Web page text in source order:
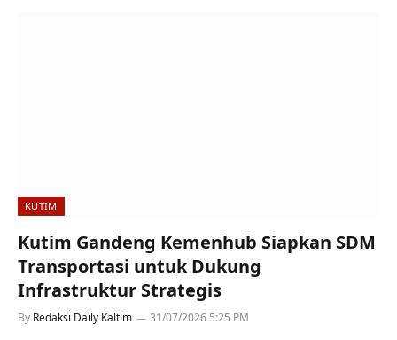
KUTIM
Kutim Gandeng Kemenhub Siapkan SDM
Transportasi untuk Dukung
Infrastruktur Strategis
By Redaksi Daily Kaltim 31/07/2026 5:25 PM